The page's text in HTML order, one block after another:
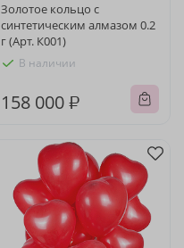
Золотое кольцо с
синтетическим алмазом 0.2
г (Арт. К001)
В наличии
158 000 ₽